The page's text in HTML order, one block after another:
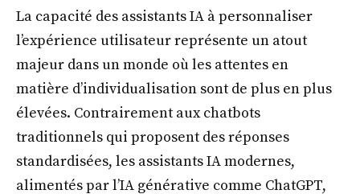
La capacité des assistants IA à personnaliser
l’expérience utilisateur représente un atout
majeur dans un monde où les attentes en
matière d’individualisation sont de plus en plus
élevées. Contrairement aux chatbots
traditionnels qui proposent des réponses
standardisées, les assistants IA modernes,
alimentés par l’IA générative comme ChatGPT,